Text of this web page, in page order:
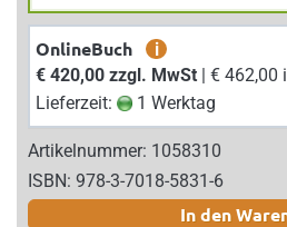
OnlineBuch
i
€ 420,00 zzgl. MwSt
| €
Lieferzeit:
1 Werktag
Artikelnummer: 1058310
ISBN: 978-3-7018-5831-6
In den